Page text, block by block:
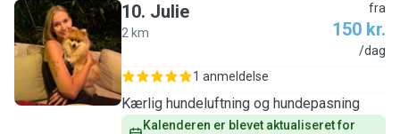
J
10. Julie
2 km
fra
150 kr.
/dag
1 anmeldelse
Kærlig hundeluftning og hundepasning
Kalenderen er blevet aktualiseret for